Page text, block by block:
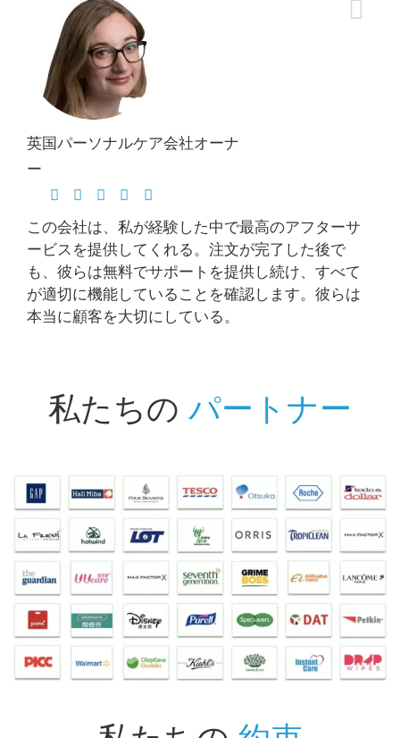
英国パーソナルケア会社オーナ
ー
この会社は、私が経験した中で最高のアフターサ
ービスを提供してくれる。注文が完了した後で
も、彼らは無料でサポートを提供し続け、すべて
が適切に機能していることを確認します。彼らは
本当に顧客を大切にしている。
私たちの パートナー